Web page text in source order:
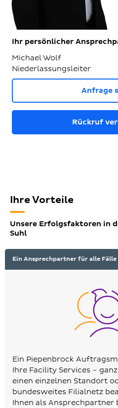
Ihr persönlicher
Michael Wolf
Niederlassungsleiter
Anfrage
Rückruf
Ihre Vorteile
Unsere Erfolgsfaktoren in
Suhl
Ein Ansprechpartner für alle Fälle
Ein Piepenbrock
Ihre Facility Services –
einen einzelnen Standort
bundesweites Filialnetz
Ihnen als Ansprechpartner